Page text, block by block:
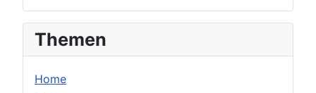
Themen
Home